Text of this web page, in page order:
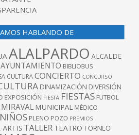
HABLANDO DE
ALALPARDO ALCALDE
AYUNTAMIENTO BIBLIOBUS
CULTURACONCIERTO CONCURSO
DINAMIZACIÓN DIVERSIÓN
EXPOSICIÓN FIESTA FIESTAS FUTBOL
MIRAVAL MUNICIPAL MÉDICO
NIÑOS PLENO POZO PREMIOS
ARTIS TALLER TEATRO TORNEO